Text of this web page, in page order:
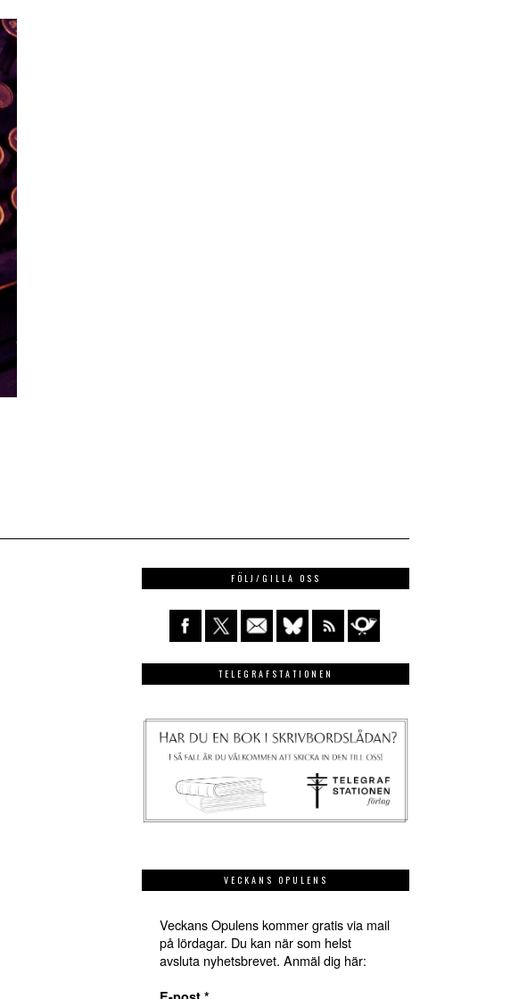
FÖLJ/GILLA OSS
TELEGRAFSTATIONEN
VECKANS OPULENS
Veckans Opulens kommer gratis via mail
på lördagar. Du kan när som helst
avsluta nyhetsbrevet. Anmäl dig här: